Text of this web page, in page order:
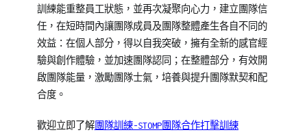
訓練能重整員工狀態，並再次凝聚向心力，建立團隊信
任，在短時間內讓團隊成員及團隊整體產生各自不同的
效益：在個人部分，得以自我突破，擁有全新的感官經
驗與創作體驗，並加速團隊認同；在整體部分，有效開
啟團隊能量，激勵團隊士氣，培養與提升團隊默契和配
合度。
歡迎立即了解團隊訓練-STOMP團隊合作打擊訓練